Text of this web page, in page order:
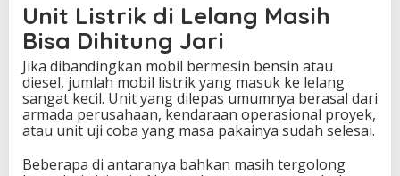
Unit Listrik di Lelang Masih
Bisa Dihitung Jari
Jika dibandingkan mobil bermesin bensin atau
diesel, jumlah mobil listrik yang masuk ke lelang
sangat kecil. Unit yang dilepas umumnya berasal dari
armada perusahaan, kendaraan operasional proyek,
atau unit uji coba yang masa pakainya sudah selesai.
Beberapa di antaranya bahkan masih tergolong